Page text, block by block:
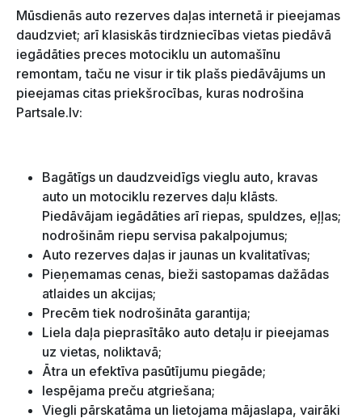
Mūsdienās auto rezerves daļas internetā ir pieejamas
daudzviet; arī klasiskās tirdzniecības vietas piedāvā
iegādāties preces motociklu un automašīnu
remontam, taču ne visur ir tik plašs piedāvājums un
pieejamas citas priekšrocības, kuras nodrošina
Partsale.lv:
Bagātīgs un daudzveidīgs vieglu auto, kravas
auto un motociklu rezerves daļu klāsts.
Piedāvājam iegādāties arī riepas, spuldzes, eļļas;
nodrošinām riepu servisa pakalpojumus;
Auto rezerves daļas ir jaunas un kvalitatīvas;
Pieņemamas cenas, bieži sastopamas dažādas
atlaides un akcijas;
Precēm tiek nodrošināta garantija;
Liela daļa pieprasītāko auto detaļu ir pieejamas
uz vietas, noliktavā;
Ātra un efektīva pasūtījumu piegāde;
Iespējama preču atgriešana;
Viegli pārskatāma un lietojama mājaslapa, vairāki